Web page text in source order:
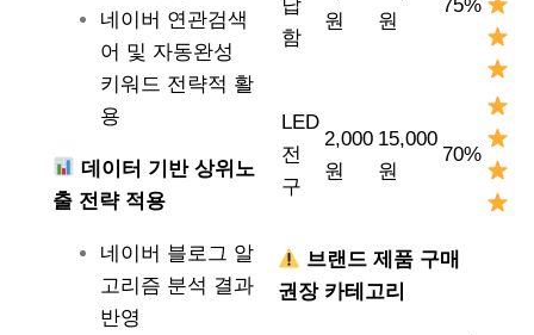
네이버 연관검색
어 및 자동완성
키워드 전략적 활
용
데이터 기반 상위노
출 전략 적용
네이버 블로그 알
고리즘 분석 결과
반영
납
함
원
원
75%
LED
전
구
2,000
원
15,000
원
70%
브랜드 제품 구매
권장 카테고리